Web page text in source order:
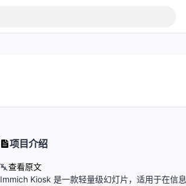
项目介绍
查看原文
Immich Kiosk 是一款轻量级幻灯片，适用于在信